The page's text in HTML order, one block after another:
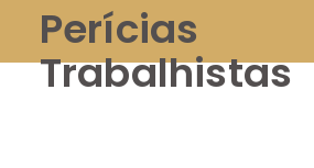
Perícias
Trabalhistas